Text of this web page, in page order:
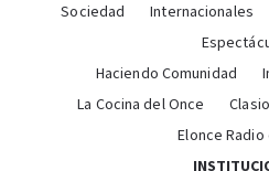
Sociedad
Internacionales
Haciendo Comunidad
La Cocina del Once
Elonce